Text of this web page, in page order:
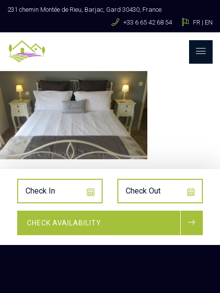
231 chemin Montée de Rieu, Barjac, Gard 30430, France
+33 6 65 42 68 54
FR | EN
CHECK AVAILABILITY